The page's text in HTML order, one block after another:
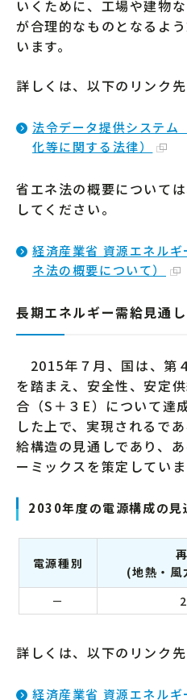
いくために、工場や建物
が合理的なものとなるよ
います。
詳しくは、以下のリンク
法令データ提供システム
化等に関する法律）
省エネ法の概要について
してください。
経済産業省 資源エネル
ネ法の概要について）
長期エネルギー需給見通
2015年７月、国は、第
を踏まえ、安全性、安定
合（S＋３E）について達
した上で、実現されるで
給構造の見通しであり、
ーミックスを策定していま
2030年度の電源構成の見
電源種別
(地熱・風
－
詳しくは、以下のリンク
経済産業省 資源エネル